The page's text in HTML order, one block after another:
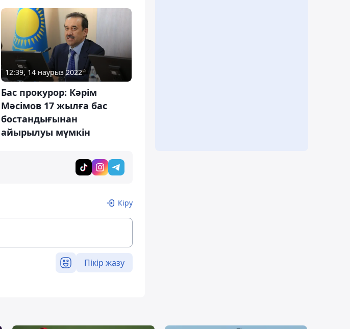
12:39, 14 наурыз 2022
Бас прокурор: Кәрім
Мәсімов 17 жылға бас
бостандығынан
айырылуы мүмкін
Кіру
Пікір жазу